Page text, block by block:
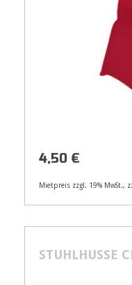
Artikelnummer
4,50 €
Mietpreis zzgl. 19% MwSt.,
STUHLHUSSE